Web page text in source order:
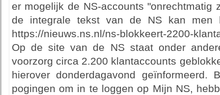
er mogelijk de NS-accounts "onrechtmatig
de integrale tekst van de NS kan men
https://nieuws.ns.nl/ns-blokkeert-2200-
Op de site van de NS staat onder
voorzorg circa 2.200 klantaccounts
hierover donderdagavond geïnformeerd.
pogingen om in te loggen op Mijn NS,